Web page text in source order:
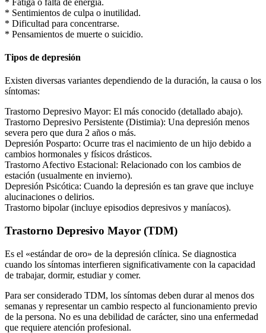
* Fatiga o falta de energía.
* Sentimientos de culpa o inutilidad.
* Dificultad para concentrarse.
* Pensamientos de muerte o suicidio.
Tipos de depresión
Existen diversas variantes dependiendo de la duración, la causa o los
síntomas:
Trastorno Depresivo Mayor: El más conocido (detallado abajo).
Trastorno Depresivo Persistente (Distimia): Una depresión menos
severa pero que dura 2 años o más.
Depresión Posparto: Ocurre tras el nacimiento de un hijo debido a
cambios hormonales y físicos drásticos.
Trastorno Afectivo Estacional: Relacionado con los cambios de
estación (usualmente en invierno).
Depresión Psicótica: Cuando la depresión es tan grave que incluye
alucinaciones o delirios.
Trastorno bipolar (incluye episodios depresivos y maníacos).
Trastorno Depresivo Mayor (TDM)
Es el «estándar de oro» de la depresión clínica. Se diagnostica
cuando los síntomas interfieren significativamente con la capacidad
de trabajar, dormir, estudiar y comer.
Para ser considerado TDM, los síntomas deben durar al menos dos
semanas y representar un cambio respecto al funcionamiento previo
de la persona. No es una debilidad de carácter, sino una enfermedad
que requiere atención profesional.